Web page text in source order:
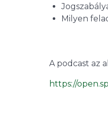
Milyen
A podcast az
https://